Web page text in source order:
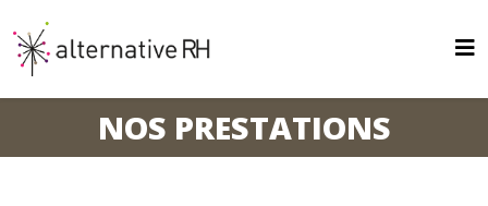
NOS PRESTATIONS